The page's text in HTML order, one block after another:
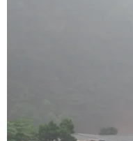
Giờ. Ước tính,
ra khoảng 12,6 tỷ
28/8/2011 xảy ra
huyện Nhà Bè làm